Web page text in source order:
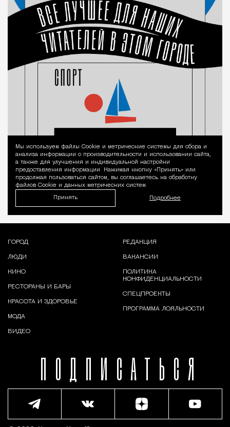
Уведомление
Мы используем файлы Сookie и метрические системы для сбора и
анализа информации о производительности и использовании сайта,
а также для улучшения и индивидуальной настройки
предоставления информации. Нажимая кнопку «Принять» или
продолжая пользоваться сайтом, вы соглашаетесь на обработку
файлов Cookie и данных метрических систем.
Принять Подробнее
ПОДПИСАТЬСЯ
ГОРОД
ЛЮДИ
КИНО
РЕСТОРАНЫ И БАРЫ
КРАСОТА И ЗДОРОВЬЕ
МОДА
ВИДЕО
РЕДАКЦИЯ
ВАКАНСИИ
ПОЛИТИКА
КОНФИДЕНЦИАЛЬНОСТИ
СПЕЦПРОЕКТЫ
ПРОГРАММА ЛОЯЛЬНОСТИ